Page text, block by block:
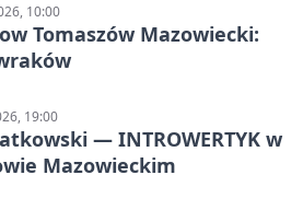
10:00
Tomaszów Mazowiecki:
19:00
— INTROWERTYK w
Mazowieckim